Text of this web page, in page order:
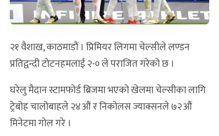
२१ वैशाख, काठमाडौं । प्रिमियर लिगमा चेल्सीले लण्डन
प्रतिद्वन्दी टोटनहमलाई २-० ले पराजित गरेको छ ।
घरेलु मैदान स्टामफोर्ड ब्रिजमा भएको खेलमा चेल्सीका लागि
ट्रेबोह चालोबाहले २४औं र निकोलस ज्याक्सनले ७२औं
मिनेटमा गोल गरे ।